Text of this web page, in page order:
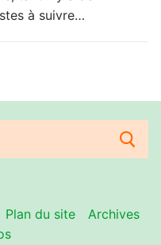
à suivre…
Plan du site
Archives